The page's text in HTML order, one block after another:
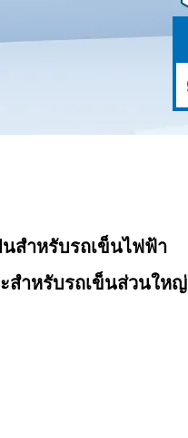
สำหรับรถเข็นไฟฟ้า
สำหรับรถเข็นส่วนใหญ่